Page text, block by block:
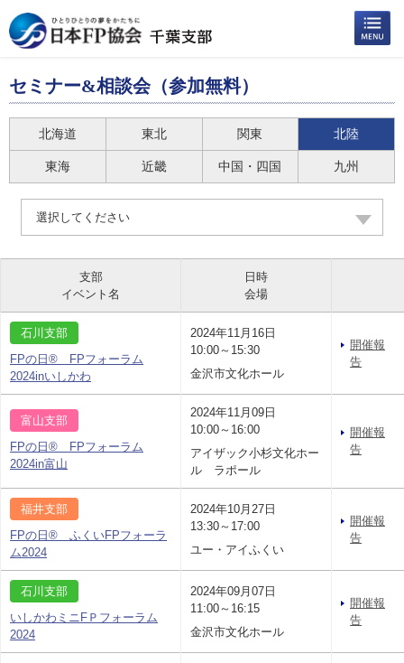
セミナー&相談会（参加無料）
北海道 東北 関東 北陸
東海 近畿 中国・四国 九州
選択してください
支部
イベント名
日時
会場
石川支部
FPの日® FPフォーラム
2024inいしかわ
2024年11月16日
10:00～15:30
金沢市文化ホール
開催報
告
富山支部
FPの日® FPフォーラム
2024in富山
2024年11月09日
10:00～16:00
アイザック小杉文化ホー
ル ラポール
開催報
告
福井支部
FPの日® ふくいFPフォーラ
ム2024
2024年10月27日
13:30～17:00
ユー・アイふくい
開催報
告
石川支部
いしかわミニFＰフォーラム
2024
2024年09月07日
11:00～16:15
金沢市文化ホール
開催報
告